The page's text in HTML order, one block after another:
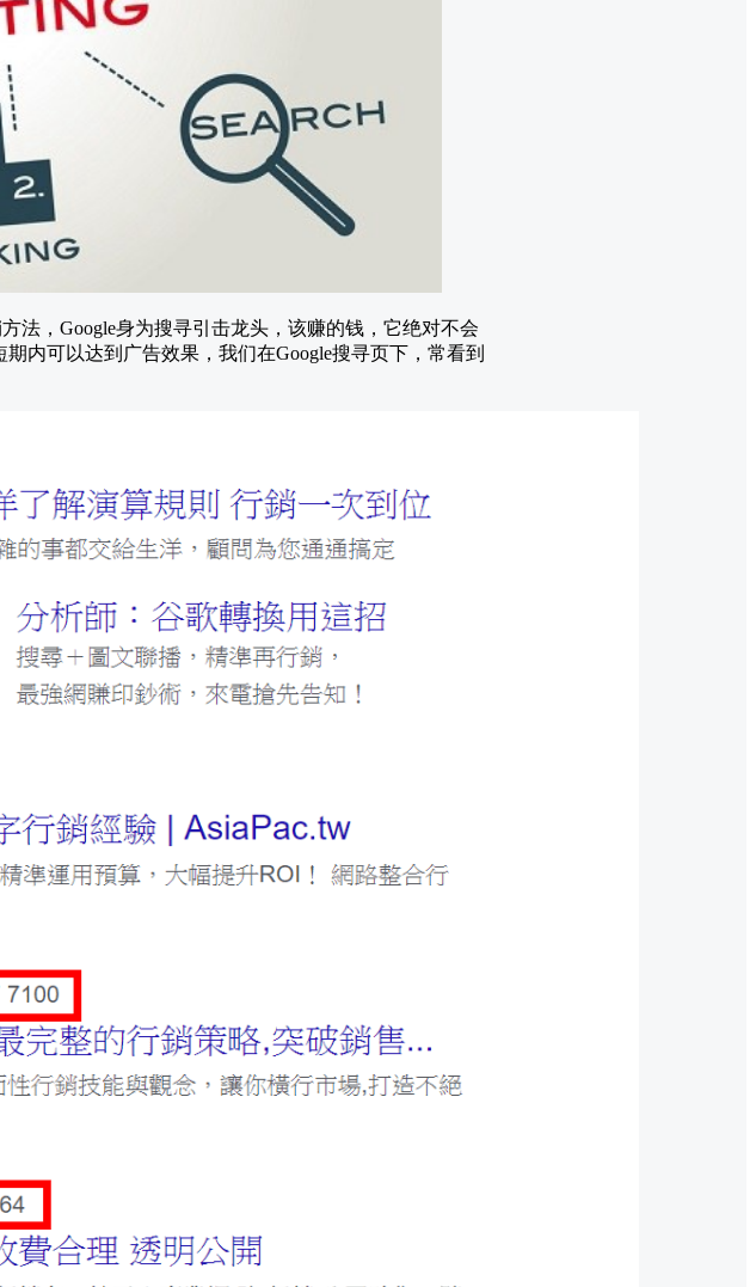
法，Google身为搜寻引击龙头，该赚的钱，它绝对不会
内可以达到广告效果，我们在Google搜寻页下，常看到